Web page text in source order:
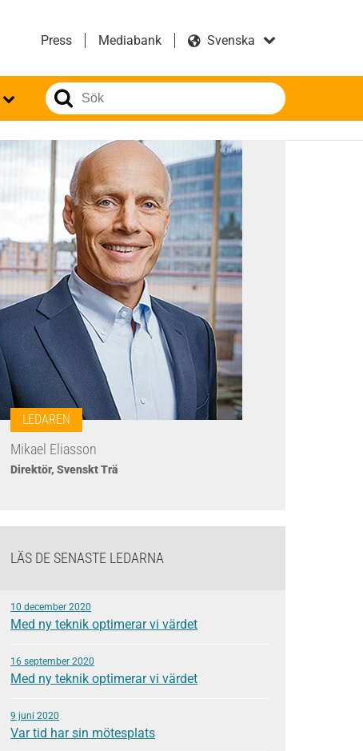
Press Mediabank
LEDAREN
Mikael Eliasson
Direktör, Svenskt Trä
LÄS DE SENASTE LEDARNA
10 december 2020
Med ny teknik optimerar vi värdet
16 september 2020
Med ny teknik optimerar vi värdet
9 juni 2020
Var tid har sin mötesplats